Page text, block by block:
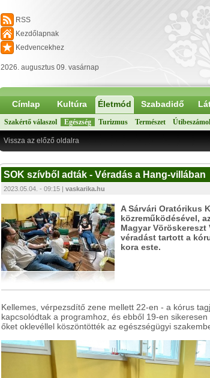
RSS
Kezdőlapnak
Kedvencekhez
2026. augusztus 09. vasárnap
Címlap Kultúra Életmód Szabadidő
Szakértő válaszol Egészség Turizmus Természet
Vissza az előző oldalra
SOK szívből adták - Véradás a Hang-villában
2023.05.04. - 09:15 | vaskarika.hu
A Sárvári Oratórikus
közreműködésével,
Magyar
véradást tartott a
kora este.
Kellemes, vérpezsdítő zene mellett 22-en - a kórus
kapcsolódtak a programhoz, és ebből 19-en
őket oklevéllel köszöntötték az egészségügyi